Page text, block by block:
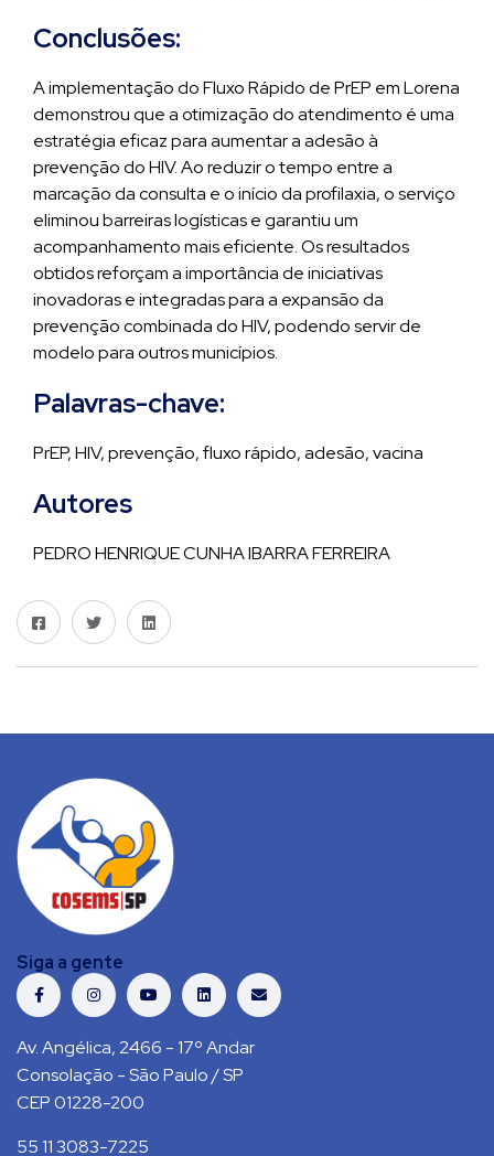
Conclusões:
A implementação do Fluxo Rápido de PrEP em Lorena
demonstrou que a otimização do atendimento é uma
estratégia eficaz para aumentar a adesão à
prevenção do HIV. Ao reduzir o tempo entre a
marcação da consulta e o início da profilaxia, o serviço
eliminou barreiras logísticas e garantiu um
acompanhamento mais eficiente. Os resultados
obtidos reforçam a importância de iniciativas
inovadoras e integradas para a expansão da
prevenção combinada do HIV, podendo servir de
modelo para outros municípios.
Palavras-chave:
PrEP, HIV, prevenção, fluxo rápido, adesão, vacina
Autores
PEDRO HENRIQUE CUNHA IBARRA FERREIRA
Siga a gente
Av. Angélica, 2466 - 17º Andar
Consolação - São Paulo / SP
CEP 01228-200
55 11 3083-7225